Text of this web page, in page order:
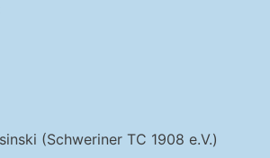
(Schweriner TC 1908 e.V.)